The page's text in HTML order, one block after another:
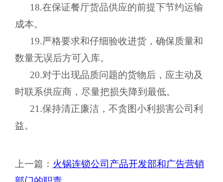
18.在保证餐厅货品供应的前提下节约运输
成本。
19.严格要求和仔细验收进货，确保质量和
数量无误后方可入库。
20.对于出现品质问题的货物后，应主动及
时联系供应商，尽量把损失降到最低。
21.保持清正廉洁，不贪图小利损害公司利
益。
上一篇： 火锅连锁公司产品开发部和广告营销